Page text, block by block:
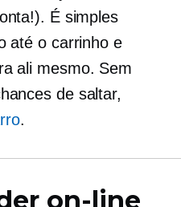
É simples
até o carrinho e
ali mesmo. Sem
de saltar,
.
on-line